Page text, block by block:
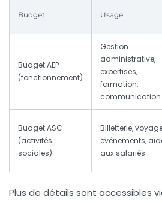
Budget Usage
Budget AEP
(fonctionnement)
Gestion
administrative,
expertises,
formation,
communication
Budget ASC
(activités
sociales)
Billetterie,
événements,
aux salariés
Plus de détails sont accessibles